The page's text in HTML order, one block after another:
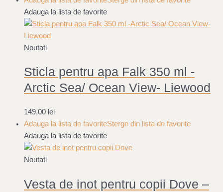
Adauga la lista de favorite
Noutati
Sticla pentru apa Falk 350 ml -
Arctic Sea/ Ocean View- Liewood
149,00 lei
Adauga la lista de favoriteSterge din lista de favorite
Adauga la lista de favorite
Noutati
Vesta de inot pentru copii Dove –